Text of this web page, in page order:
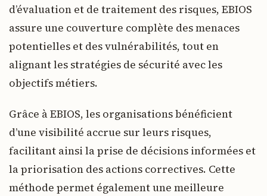
d’évaluation et de traitement des risques, EBIOS
assure une couverture complète des menaces
potentielles et des vulnérabilités, tout en
alignant les stratégies de sécurité avec les
objectifs métiers.
Grâce à EBIOS, les organisations bénéficient
d’une visibilité accrue sur leurs risques,
facilitant ainsi la prise de décisions informées et
la priorisation des actions correctives. Cette
méthode permet également une meilleure